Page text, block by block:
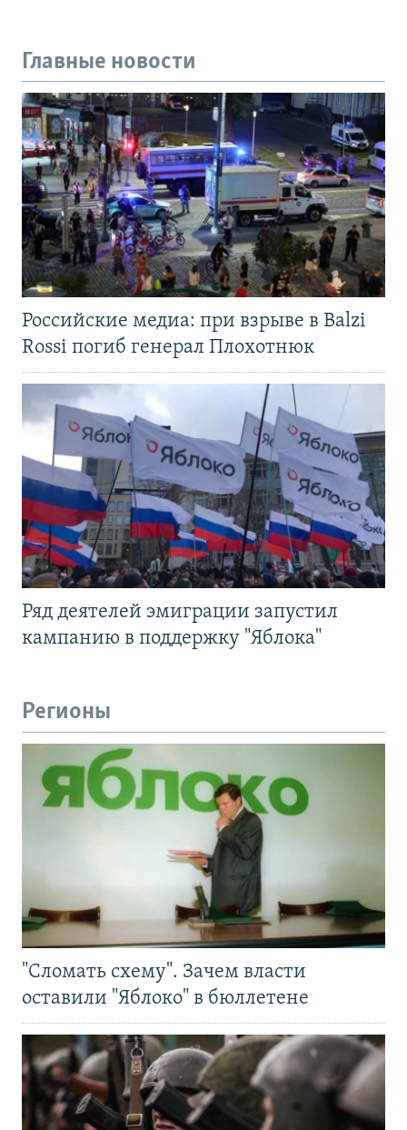
Главные новости
Российские медиа: при взрыве в Balzi
Rossi погиб генерал Плохотнюк
Ряд деятелей эмиграции запустил
кампанию в поддержку "Яблока"
Регионы
"Сломать схему". Зачем власти
оставили "Яблоко" в бюллетене